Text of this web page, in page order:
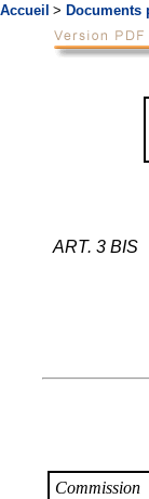
Accueil > Documents
ART. 3 BIS
Commission